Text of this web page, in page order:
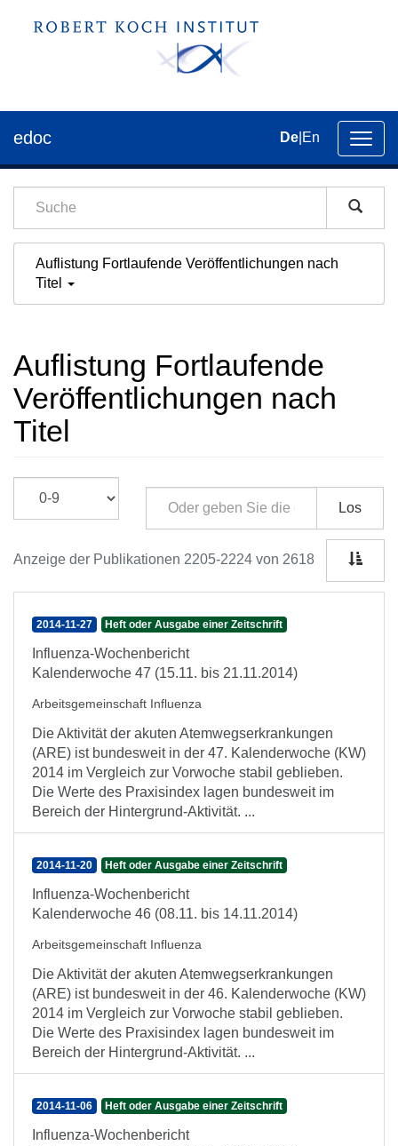
der
edoc De En
Auflistung Fortlaufende Veröffentlichungen nach
Titel
Auflistung Fortlaufende
Veröffentlichungen nach
Titel
Los
Anzeige der Publikationen 2205-2224 von 2618
2014-11-27 Heft oder Ausgabe einer Zeitschrift
Influenza-Wochenbericht
Kalenderwoche 47 (15.11. bis 21.11.2014)
Arbeitsgemeinschaft Influenza
Die Aktivität der akuten Atemwegserkrankungen
(ARE) ist bundesweit in der 47. Kalenderwoche (KW)
2014 im Vergleich zur Vorwoche stabil geblieben.
Die Werte des Praxisindex lagen bundesweit im
Bereich der Hintergrund-Aktivität. ...
2014-11-20 Heft oder Ausgabe einer Zeitschrift
Influenza-Wochenbericht
Kalenderwoche 46 (08.11. bis 14.11.2014)
Arbeitsgemeinschaft Influenza
Die Aktivität der akuten Atemwegserkrankungen
(ARE) ist bundesweit in der 46. Kalenderwoche (KW)
2014 im Vergleich zur Vorwoche stabil geblieben.
Die Werte des Praxisindex lagen bundesweit im
Bereich der Hintergrund-Aktivität. ...
2014-11-06 Heft oder Ausgabe einer Zeitschrift
Influenza-Wochenbericht